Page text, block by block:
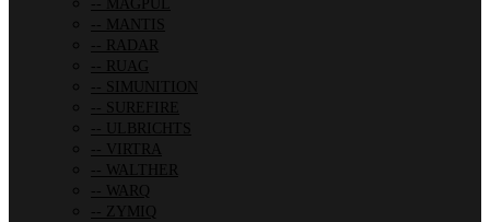
MAGPUL
MANTIS
RADAR
RUAG
SIMUNITION
SUREFIRE
ULBRICHTS
VIRTRA
WALTHER
WARQ
ZYMIQ